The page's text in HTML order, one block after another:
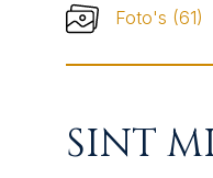
Foto's (61)
SINT